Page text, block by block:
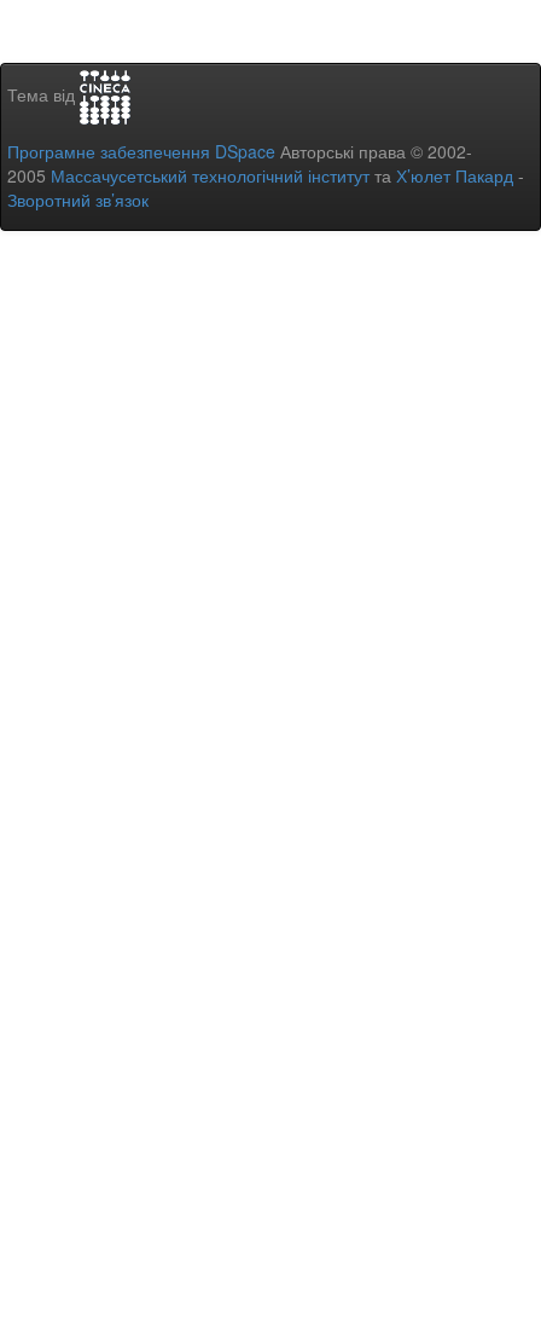
Тема від
Програмне забезпечення DSpace Авторські права © 2002-
2005 Массачусетський технологічний інститутта Х’юлет Пакард -
Зворотний зв’язок